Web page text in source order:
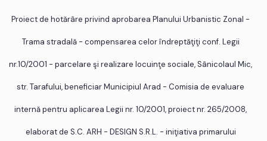
Proiect de hotărâre privind aprobarea Planului Urbanistic Zonal -
Trama stradală - compensarea celor îndreptăţiţi conf. Legii
nr.10/2001 - parcelare şi realizare locuinţe sociale, Sânicolaul Mic,
str. Tarafului, beneficiar Municipiul Arad - Comisia de evaluare
internă pentru aplicarea Legii nr. 10/2001, proiect nr. 265/2008,
elaborat de S.C. ARH - DESIGN S.R.L. - iniţiativa primarului